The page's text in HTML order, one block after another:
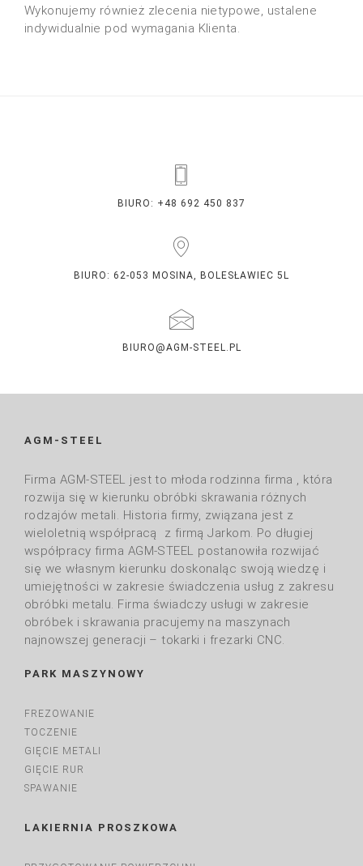
Wykonujemy również zlecenia nietypowe, ustalene
indywidualnie pod wymagania Klienta.
BIURO: +48 692 450 837
BIURO: 62-053 MOSINA, BOLESŁAWIEC 5L
BIURO@AGM-STEEL.PL
AGM-STEEL
Firma AGM-STEEL jest to młoda rodzinna firma , która
rozwija się w kierunku obróbki skrawania różnych
rodzajów metali. Historia firmy, związana jest z
wieloletnią współpracą z firmą Jarkom. Po długiej
współpracy firma AGM-STEEL postanowiła rozwijać
się we własnym kierunku doskonaląc swoją wiedzę i
umiejętności w zakresie świadczenia usług z zakresu
obróbki metalu. Firma świadczy usługi w zakresie
obróbek i skrawania pracujemy na maszynach
najnowszej generacji – tokarki i frezarki CNC.
PARK MASZYNOWY
FREZOWANIE
TOCZENIE
GIĘCIE METALI
GIĘCIE RUR
SPAWANIE
LAKIERNIA PROSZKOWA